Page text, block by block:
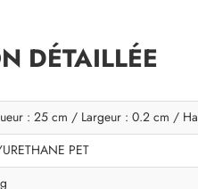
DÉTAILLÉE
: 25 cm / Largeur : 0.2 cm /
PET